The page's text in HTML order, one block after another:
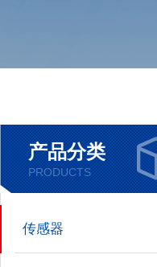
产品分类
PRODUCTS
传感器